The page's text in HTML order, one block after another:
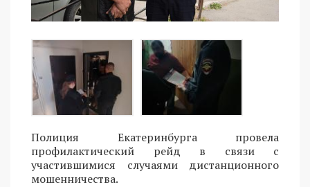
Полиция Екатеринбурга провела
профилактический рейд в связи с
участившимися случаями дистанционного
мошенничества.